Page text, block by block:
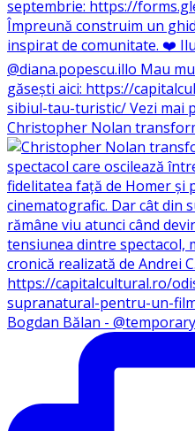
Christopher Nolan
Bogdan Bălan -